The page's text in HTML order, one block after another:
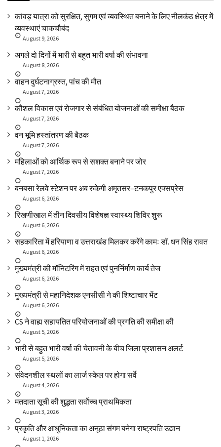
कांवड़ यात्रा को सुरक्षित, सुगम एवं व्यवस्थित बनाने के लिए नीलकंठ क्षेत्र में
व्यवस्थाएं चाकचौबंद
August 9, 2026
अगले दो दिनों में भारी से बहुत भारी वर्षा की संभावना
August 8, 2026
वाहन दुर्घटनाग्रस्त, पांच की मौत
August 7, 2026
कौशल विकास एवं रोजगार से संबंधित योजनाओं की समीक्षा बैठक
August 7, 2026
वन भूमि हस्तांतरण की बैठक
August 7, 2026
महिलाओं को आर्थिक रूप से सशक्त बनाने पर जोर
August 7, 2026
बनबसा रेलवे स्टेशन पर अब रुकेगी अमृतसर–टनकपुर एक्सप्रेस
August 6, 2026
रिखणीखाल में तीन दिवसीय विशेषज्ञ स्वास्थ्य शिविर शुरू
August 6, 2026
सहकारिता में हरियाणा व उत्तराखंड मिलकर करेंगे कामः डाॅ. धन सिंह रावत
August 6, 2026
मुख्यमंत्री की मॉनिटरिंग में राहत एवं पुनर्निर्माण कार्य तेज
August 6, 2026
मुख्यमंत्री से महानिदेशक एनसीसी ने की शिष्टाचार भेंट
August 6, 2026
CS ने वाह्य सहायतित परियोजनाओं की प्रगति की समीक्षा की
August 5, 2026
भारी से बहुत भारी वर्षा की चेतावनी के बीच जिला प्रशासन अलर्ट
August 5, 2026
संवेदनशील स्थलों का लार्ज स्केल पर होगा सर्वे
August 4, 2026
मतदाता सूची की शुद्धता सर्वाेच्च प्राथमिकता
August 3, 2026
प्रकृति और आधुनिकता का अनूठा संगम बनेगा राष्ट्रपति उद्यान
August 1, 2026